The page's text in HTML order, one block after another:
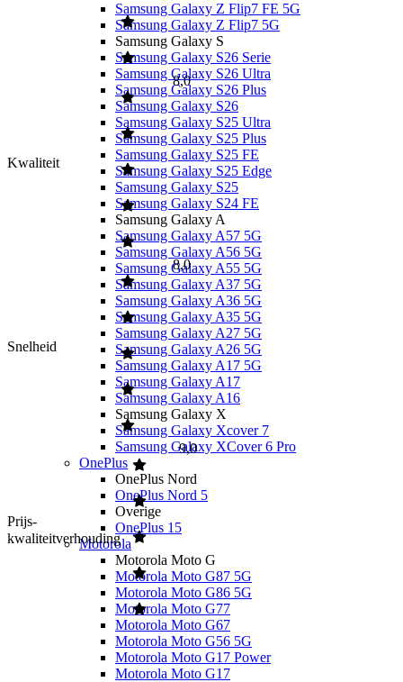
Samsung Galaxy Z Flip7 FE 5G
Samsung Galaxy Z Flip7 5G
Samsung Galaxy S
Samsung Galaxy S26 Serie
Samsung Galaxy S26 Ultra
Samsung Galaxy S26 Plus
Samsung Galaxy S26
Samsung Galaxy S25 Ultra
Samsung Galaxy S25 Plus
Samsung Galaxy S25 FE
Samsung Galaxy S25 Edge
Samsung Galaxy S25
Samsung Galaxy S24 FE
Samsung Galaxy A
Samsung Galaxy A57 5G
Samsung Galaxy A56 5G
Samsung Galaxy A55 5G
Samsung Galaxy A37 5G
Samsung Galaxy A36 5G
Samsung Galaxy A35 5G
Samsung Galaxy A27 5G
Samsung Galaxy A26 5G
Samsung Galaxy A17 5G
Samsung Galaxy A17
Samsung Galaxy A16
Samsung Galaxy X
Samsung Galaxy Xcover 7
Samsung Galaxy XCover 6 Pro
OnePlus
OnePlus Nord
OnePlus Nord 5
Overige
OnePlus 15
Motorola
Motorola Moto G
Motorola Moto G87 5G
Motorola Moto G86 5G
Motorola Moto G77
Motorola Moto G67
Motorola Moto G56 5G
Motorola Moto G17 Power
Motorola Moto G17
Kwaliteit
8,0
Snelheid
8,0
Prijs-
kwaliteitverhouding
9,0